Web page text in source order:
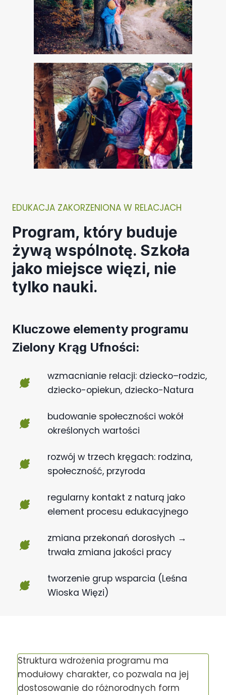
EDUKACJA ZAKORZENIONA W RELACJACH
Program, który buduje
żywą wspólnotę. Szkoła
jako miejsce więzi, nie
tylko nauki.
Kluczowe elementy programu
Zielony Krąg Ufności:
wzmacnianie relacji: dziecko–rodzic,
dziecko-opiekun, dziecko-Natura
budowanie społeczności wokół
określonych wartości
rozwój w trzech kręgach: rodzina,
społeczność, przyroda
regularny kontakt z naturą jako
element procesu edukacyjnego
zmiana przekonań dorosłych →
trwała zmiana jakości pracy
tworzenie grup wsparcia (Leśna
Wioska Więzi)
Struktura wdrożenia programu ma
modułowy charakter, co pozwala na jej
dostosowanie do różnorodnych form